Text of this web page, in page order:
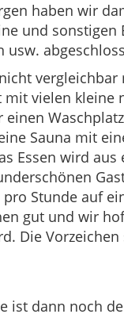
haben wir
und
usw.
mit vielen kleine
einen
Sauna mit
Essen wird
Stunde auf
gut und wir
Die Vorzeichen
ist dann noch